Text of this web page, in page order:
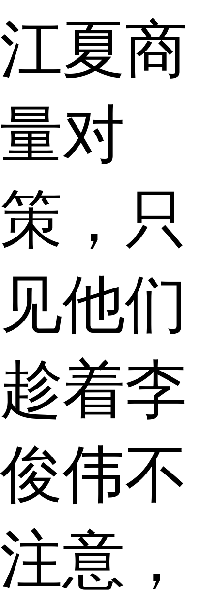
江夏商
量对
策，只
见他们
趁着李
俊伟不
注意，